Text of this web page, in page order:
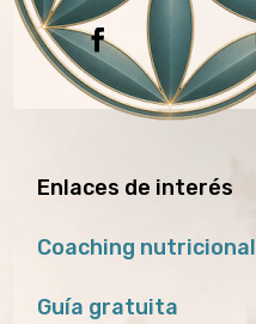
Enlaces de interés
Coaching nutricional
Guía gratuita